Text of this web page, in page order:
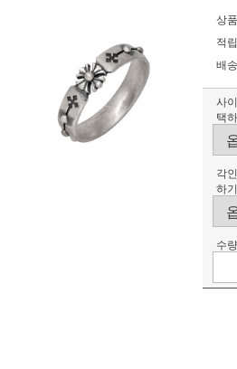
상
적
배
사
택
각
하기
수량